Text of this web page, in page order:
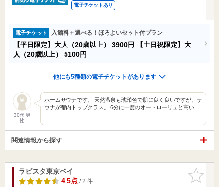
電子チケットあり
電子チケット 入館料＋選べる！ほろよいセット付プラン
【平日限定】大人（20歳以上） 3900円
【土日祝限定】大
人（20歳以上） 5100円
他にも5種類の電子チケットがあります
30代 男
性
ホームサウナです。 天然温泉も琥珀色で肌に良く良いですが、サ
ウナが都内トップクラス。 6分に一度のオートローリュと高い…
関連情報から探す
お気に入
りに追加
ラビスタ東京ベイ
4.5点/ 2 件